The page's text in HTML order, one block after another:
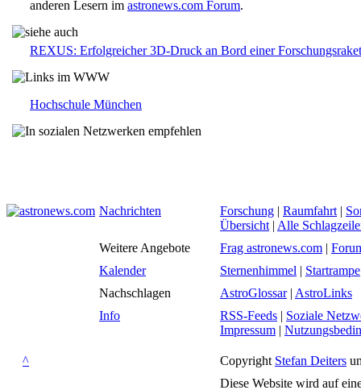
anderen Lesern im astronews.com Forum.
REXUS: Erfolgreicher 3D-Druck an Bord einer
Hochschule München
Nachrichten Forschung | Raumfahrt |
Übersicht | Alle
Weitere Angebote
Frag astronews.com |
Kalender
Sternenhimmel | Startrampe
Nachschlagen
AstroGlossar| AstroLinks
Info
RSS-Feeds | Soziale
Impressum |
^ Copyright Stefan Deiters
Diese Website wird auf